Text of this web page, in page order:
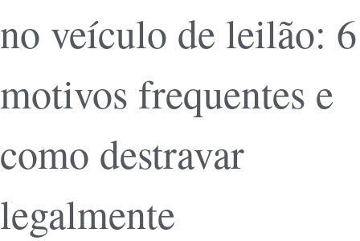
no veículo de leilão: 6
motivos frequentes e
como destravar
legalmente